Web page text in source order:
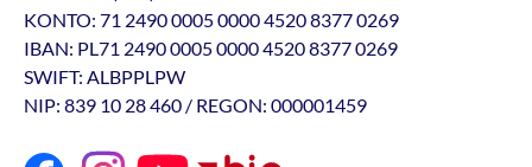
KONTO: 71 2490 0005 0000 4520 8377 0269
IBAN: PL71 2490 0005 0000 4520 8377 0269
SWIFT: ALBPPLPW
NIP: 839 10 28 460 / REGON: 000001459